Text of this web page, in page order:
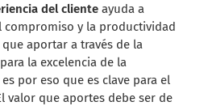
del cliente ayuda a
compromiso y la productividad
aportar a través de la
la excelencia de la
por eso que es clave para el
valor que aportes debe ser de